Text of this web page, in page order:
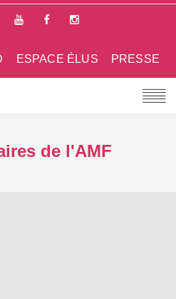
PRESSE
ESPACE ÉLUS
de l'AMF